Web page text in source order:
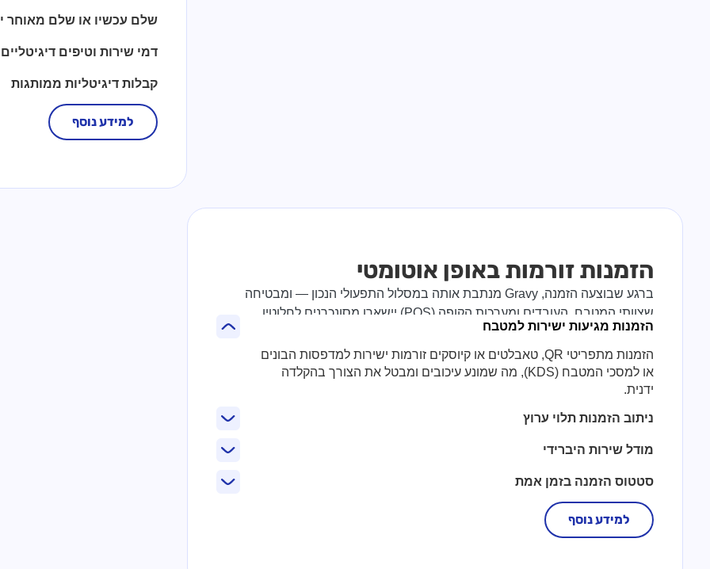
שלם עכשיו או שלם מאוחר
דמי שירות וטיפים דיגיטליים
קבלות דיגיטליות ממותגות
למידע נוסף
הזמנות זורמות באופן אוטומטי
ברגע שבוצעה הזמנה, Gravy מנתבת אותה במסלול התפעולי הנכון — ומבטיחה
שצוותי המטבח, העובדים ומערכות הקופה (POS) יישארו מסונכרנים לחלוטין.
הזמנות מגיעות ישירות למטבח
הזמנות מתפריטי QR, טאבלטים או קיוסקים זורמות ישירות למדפסות הבונים
או למסכי המטבח (KDS), מה שמונע עיכובים ומבטל את הצורך בהקלדה
ידנית.
ניתוב הזמנות תלוי ערוץ
מודל שירות היברידי
סטטוס הזמנה בזמן אמת
למידע נוסף